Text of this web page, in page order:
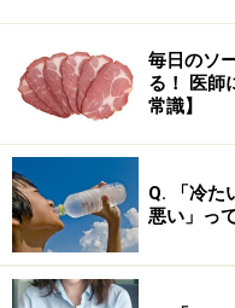
「しお」と読む場合は
一般的。「そこの“し
れたりします。
きです。「塩（えん）
たもので、体内に多く
リウム。そのため、人
を摂る必要があるので
毎日のソ
る！ 医師
常識】
Q. 「冷た
悪い」っ